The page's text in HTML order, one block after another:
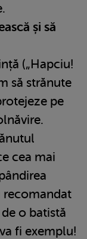
și să
(„Hapciu!
să strănute
pe
cea mai
recomandat
o batistă
fi exemplu!